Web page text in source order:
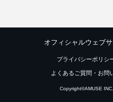
オフィシャルウェブ
プライバシーポリシ
よくあるご質問・お問
Copyright©AMUSE INC.